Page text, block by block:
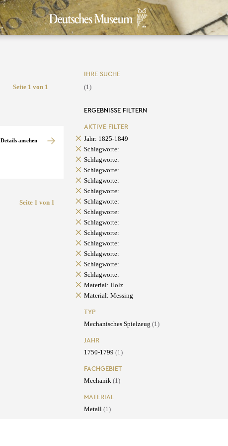
Seite 1 von 1
Details ansehen
Seite 1 von 1
IHRE SUCHE
(1)
ERGEBNISSE FILTERN
AKTIVE FILTER
Jahr: 1825-1849
Schlagworte:
Schlagworte:
Schlagworte:
Schlagworte:
Schlagworte:
Schlagworte:
Schlagworte:
Schlagworte:
Schlagworte:
Schlagworte:
Schlagworte:
Schlagworte:
Schlagworte:
Material: Holz
Material: Messing
TYP
Mechanisches Spielzeug (1)
JAHR
1750-1799 (1)
FACHGEBIET
Mechanik (1)
MATERIAL
Metall (1)